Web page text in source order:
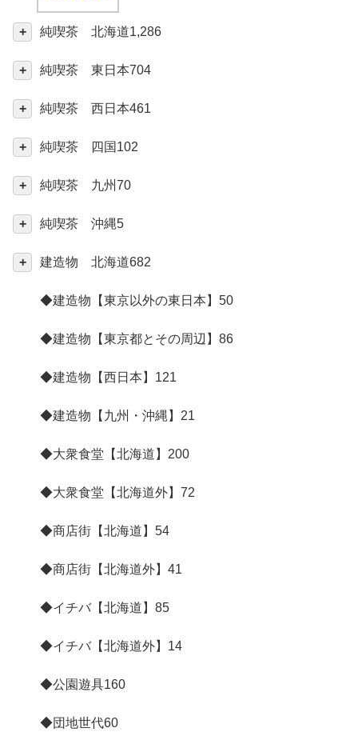
純喫茶 北海道1,286
純喫茶 東日本704
純喫茶 西日本461
純喫茶 四国 102
純喫茶 九州70
純喫茶 沖縄5
建造物 北海道682
◆建造物【東京以外の東日本】 50
◆建造物【東京都とその周辺】 86
◆建造物【西日本】 121
◆建造物【九州・沖縄】 21
◆大衆食堂【北海道】 200
◆大衆食堂【北海道外】 72
◆商店街【北海道】 54
◆商店街【北海道外】 41
◆イチバ【北海道】 85
◆イチバ【北海道外】 14
◆公園遊具160
◆団地世代60